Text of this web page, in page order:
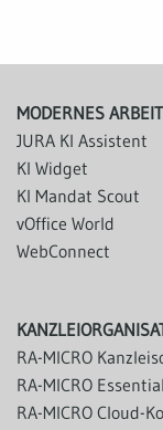
MODERNES
JURA KI Assistent
KI Widget
KI Mandat Scout
vOffice World
WebConnect
RA-MICRO
RA-MICRO
RA-MICRO Cloud-